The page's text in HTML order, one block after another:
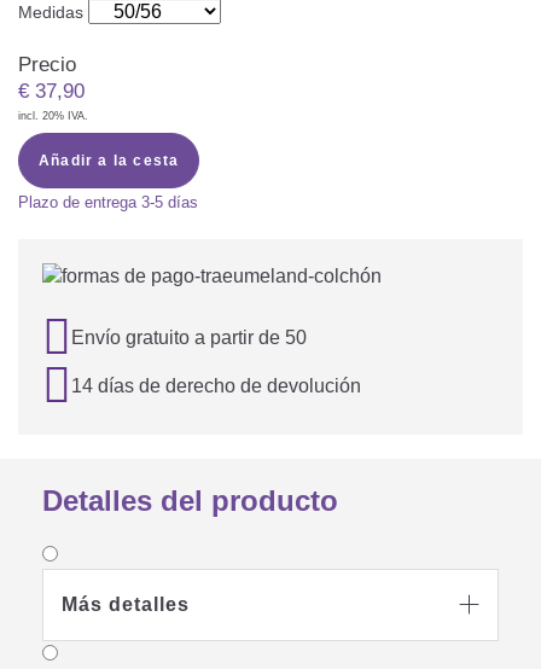
Paños De Muselina
Cuna Nido
ACCESORIOS
CHEQUE REGALO
LOTES DE REGALO Y PROMOCIONES
Medidas
Precio
€ 37,90
incl. 20% IVA.
Añadir a la cesta
Plazo de entrega 3-5 días
 Envío gratuito a partir de 50
 14 días de derecho de devolución
Detalles del producto
Más detalles 